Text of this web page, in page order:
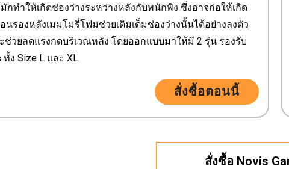
กทำให้เกิดช่องว่างระหว่างหลังกับพนักพิง ซึ่งอาจก่อให้เกิด
นรองหลังเมมโมรี่โฟมช่วยเติมเต็มช่องว่างนั้นได้อย่างลงตัว
วยลดแรงกดบริเวณหลัง โดยออกแบบมาให้มี 2 รุ่น รองรับ
ง Size L และ XL
สั่งซื้อตอนนี้
สั่งซื้อ Novis